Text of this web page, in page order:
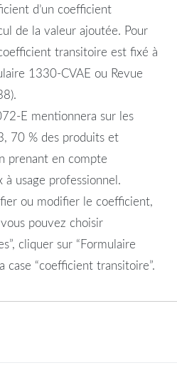
d’un coefficient
de la valeur ajoutée. Pour
transitoire est fixé à
1330-CVAE ou Revue
E mentionnera sur les
70 % des produits et
prenant en compte
à usage professionnel.
ou modifier le coefficient,
vous pouvez choisir
cliquer sur “Formulaire
case “coefficient transitoire”.